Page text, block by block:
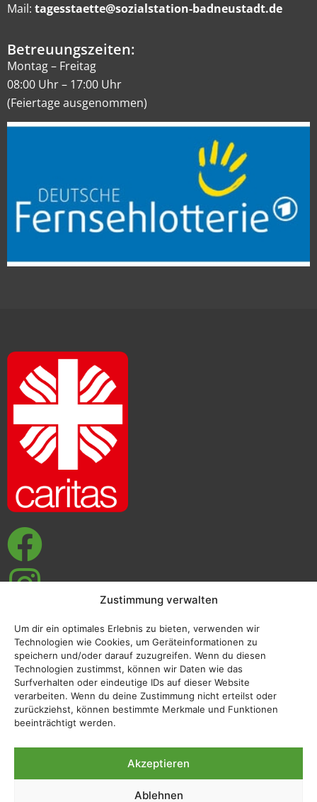
Zustimmung verwalten
Um dir ein optimales Erlebnis zu bieten, verwenden wir
Technologien wie Cookies, um Geräteinformationen zu
speichern und/oder darauf zuzugreifen. Wenn du diesen
Technologien zustimmst, können wir Daten wie das
Surfverhalten oder eindeutige IDs auf dieser Website
verarbeiten. Wenn du deine Zustimmung nicht erteilst oder
zurückziehst, können bestimmte Merkmale und Funktionen
beeinträchtigt werden.
Akzeptieren
Ablehnen
Mail: tagesstaette@sozialstation-badneustadt.de
Betreuungszeiten:
Montag – Freitag
08:00 Uhr – 17:00 Uhr
(Feiertage ausgenommen)
Impressum
Datenschutzerklärung